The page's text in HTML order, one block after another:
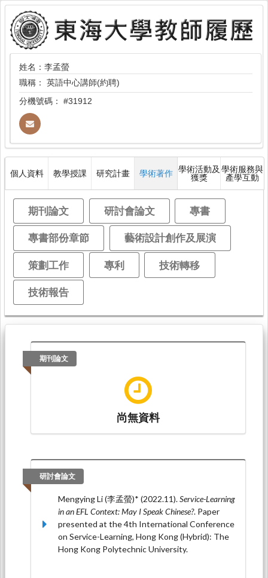
姓名：李孟螢
職稱： 英語中心講師(約聘)
分機號碼： #31912
個人資料 教學授課 研究計畫 學術著作 學術活動及
獲獎
學術服務與
產學互動
期刊論文 研討會論文 專書
專書部份章節 藝術設計創作及展演
策劃工作 專利 技術轉移
技術報告
期刊論文
尚無資料
研討會論文
Mengying Li (李孟螢)* (2022.11).Service-Learning
in an EFL Context: May I Speak Chinese?. Paper
presented at the 4th International Conference
on Service-Learning, Hong Kong (Hybrid): The
Hong Kong Polytechnic University.